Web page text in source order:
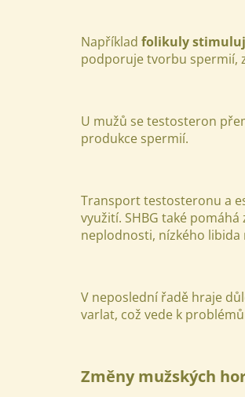
Například folikuly
podporuje tvorbu spermií,
U mužů se testosteron
produkce spermií.
Transport testosteronu a
využití. SHBG také
neplodnosti, nízkého
V neposlední řadě hraje
varlat, což vede k
Změny mužských